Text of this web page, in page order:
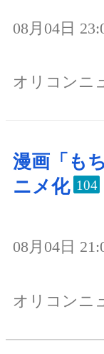
08月04日
オリコンニ
漫画「も
ニメ化 104
08月04日
オリコンニ